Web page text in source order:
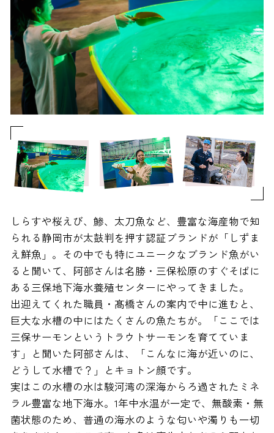
しらすや桜えび、鯵、太刀魚など、豊富な海産物で知
られる静岡市が太鼓判を押す認証ブランドが「しずま
え鮮魚」。その中でも特にユニークなブランド魚がい
ると聞いて、阿部さんは名勝・三保松原のすぐそばに
ある三保地下海水養殖センターにやってきました。
出迎えてくれた職員・髙橋さんの案内で中に進むと、
巨大な水槽の中にはたくさんの魚たちが。「ここでは
三保サーモンというトラウトサーモンを育てていま
す」と聞いた阿部さんは、「こんなに海が近いのに、
どうして水槽で？」とキョトン顔です。
実はこの水槽の水は駿河湾の深海からろ過されたミネ
ラル豊富な地下海水。1年中水温が一定で、無酸素・無
菌状態のため、普通の海水のような匂いや濁りも一切